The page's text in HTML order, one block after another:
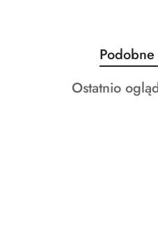
Pomiń karuzelęProdukty
o
statusie:
Produkty
Ostatnio